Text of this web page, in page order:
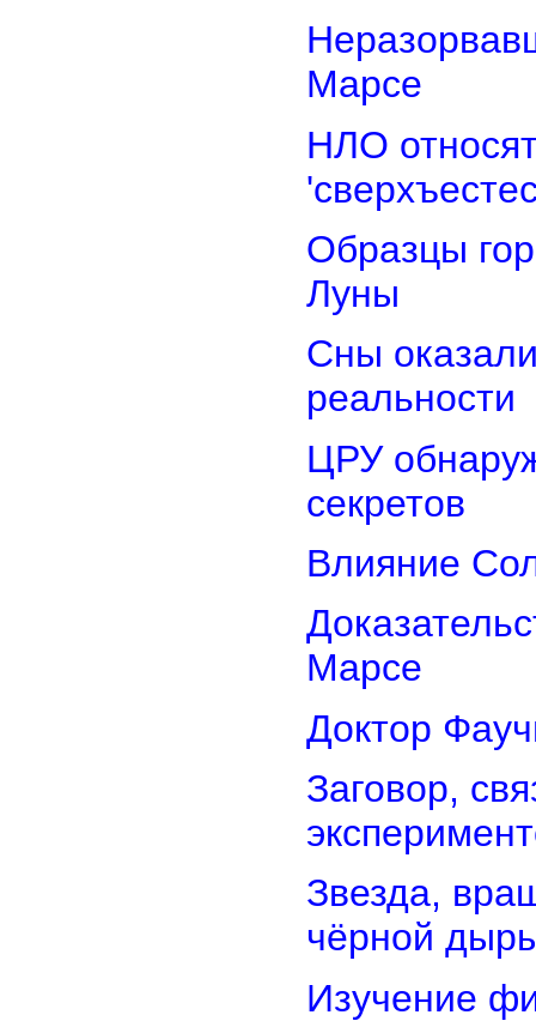
Марсе
НЛО
Образцы
Луны
Сны
реальности
ЦРУ
секретов
Влияние
Марсе
Доктор
Заговор,
Звезда,
чёрной
Изучение